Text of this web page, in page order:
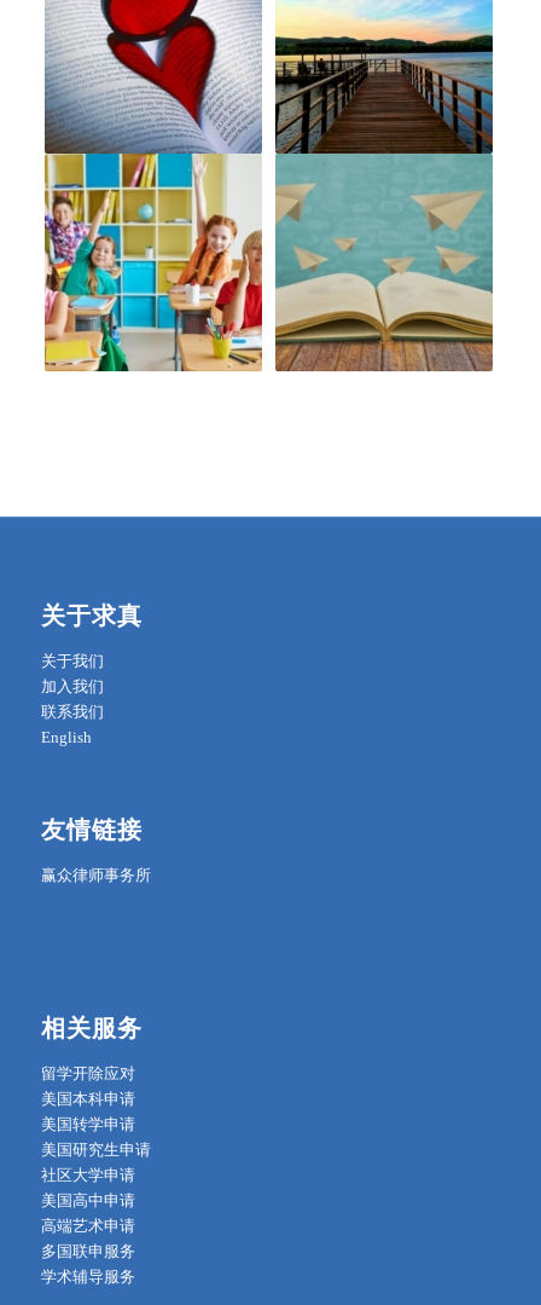
关于求真
关于我们
加入我们
联系我们
English
友情链接
赢众律师事务所
相关服务
留学开除应对
美国本科申请
美国转学申请
美国研究生申请
社区大学申请
美国高中申请
高端艺术申请
多国联申服务
学术辅导服务